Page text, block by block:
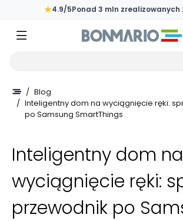
Przejdź do głównej zawartości strony
★4.9/5Ponad 3 mln zrealizowanych
/ Blog
/ Inteligentny dom na wyciągnięcie ręki:
po Samsung SmartThings
Inteligentny dom na
wyciągnięcie ręki:
przewodnik po